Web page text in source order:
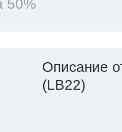
50%
Описание
(LB22)